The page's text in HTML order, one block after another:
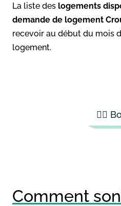
La liste des logements
demande de logement
recevoir au début du mois
logement.
👉🏻
Comment